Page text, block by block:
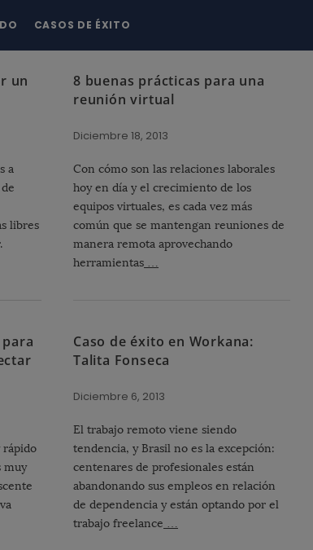
CASOS DE ÉXITO
un
a
libres
8 buenas prácticas para una
reunión virtual
Diciembre 18, 2013
Con cómo son las relaciones laborales
hoy en día y el crecimiento de los
equipos virtuales, es cada vez más
común que se mantengan reuniones de
manera remota aprovechando
herramientas …
rápido
muy
Caso de éxito en Workana:
Talita Fonseca
Diciembre 6, 2013
El trabajo remoto viene siendo
tendencia, y Brasil no es la excepción:
centenares de profesionales están
abandonando sus empleos en relación
de dependencia y están optando por el
trabajo freelance …